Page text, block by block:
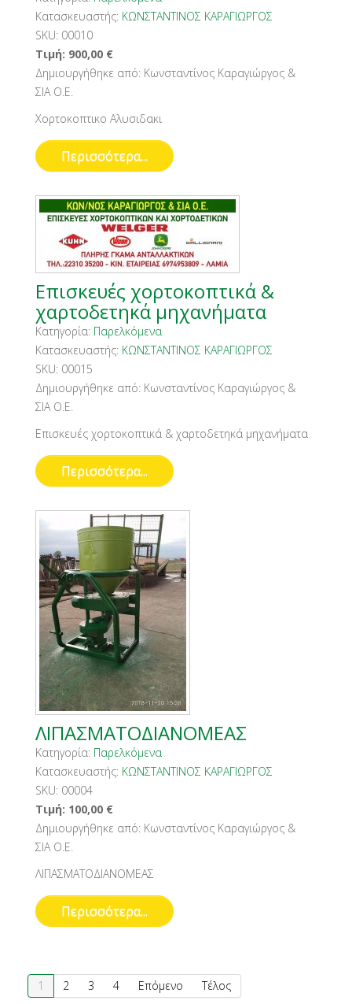
Κατασκευαστής: ΚΩΝΣΤΑΝΤΙΝΟΣ ΚΑΡΑΓΙΩΡΓΟΣ
SKU: 00010
Τιμή: 900,00 €
Δημιουργήθηκε από: Κωνσταντίνος Καραγιώργος &
ΣΙΑ Ο.Ε.
Χορτοκοπτικο Αλυσιδακι
Περισσότερα...
Επισκευές χορτοκοπτικά &
χαρτοδετηκά μηχανήματα
Κατηγορία: Παρελκόμενα
Κατασκευαστής: ΚΩΝΣΤΑΝΤΙΝΟΣ ΚΑΡΑΓΙΩΡΓΟΣ
SKU: 00015
Δημιουργήθηκε από: Κωνσταντίνος Καραγιώργος &
ΣΙΑ Ο.Ε.
Επισκευές χορτοκοπτικά & χαρτοδετηκά μηχανήματα
Περισσότερα...
ΛΙΠΑΣΜΑΤΟΔΙΑΝΟΜΕΑΣ
Κατηγορία: Παρελκόμενα
Κατασκευαστής: ΚΩΝΣΤΑΝΤΙΝΟΣ ΚΑΡΑΓΙΩΡΓΟΣ
SKU: 00004
Τιμή: 100,00 €
Δημιουργήθηκε από: Κωνσταντίνος Καραγιώργος &
ΣΙΑ Ο.Ε.
ΛΙΠΑΣΜΑΤΟΔΙΑΝΟΜΕΑΣ
Περισσότερα...
1 2 3 4 Επόμενο Τέλος